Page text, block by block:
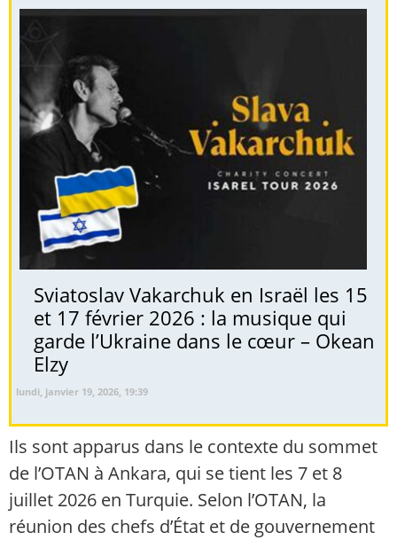
Sviatoslav Vakarchuk en Israël les 15
et 17 février 2026 : la musique qui
garde l’Ukraine dans le cœur – Okean
Elzy
lundi, janvier 19, 2026, 19:39
Ils sont apparus dans le contexte du sommet
de l’OTAN à Ankara, qui se tient les 7 et 8
juillet 2026 en Turquie. Selon l’OTAN, la
réunion des chefs d’État et de gouvernement